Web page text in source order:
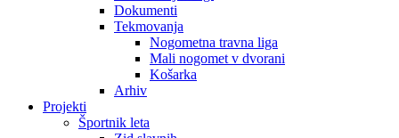
Dokumenti
Tekmovanja
Nogometna travna liga
Mali nogomet v dvorani
Košarka
Arhiv
Projekti
Športnik leta